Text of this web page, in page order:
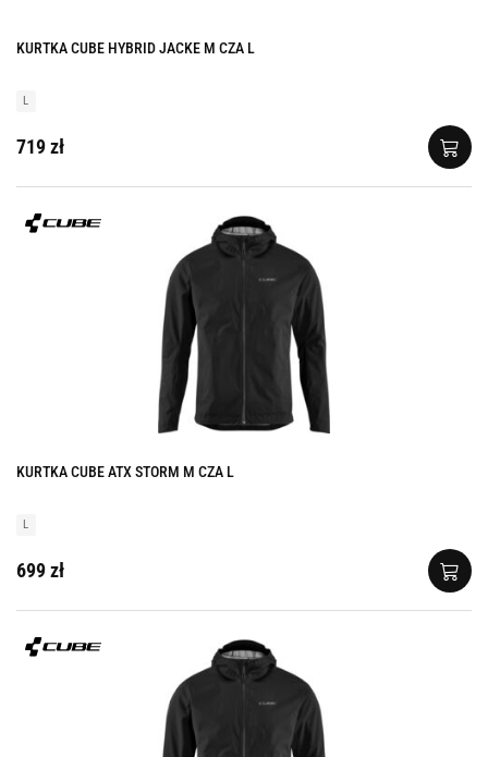
KURTKA CUBE HYBRID JACKE M CZA L
L
719 zł
KURTKA CUBE ATX STORM M CZA L
L
699 zł